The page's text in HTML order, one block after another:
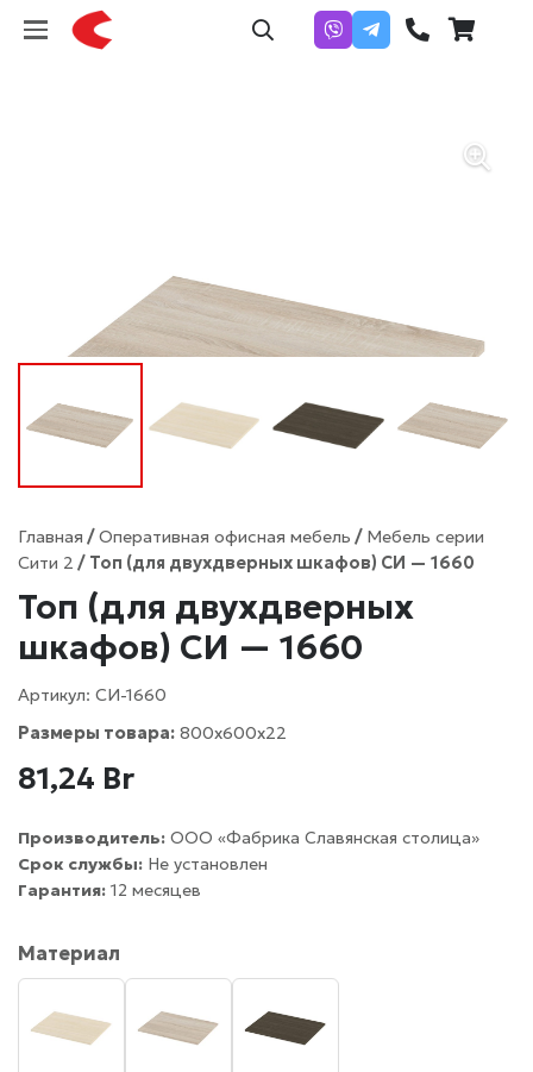
Главная /Оперативная офисная мебель / Мебель серии
Сити 2 / Топ (для двухдверных шкафов) СИ — 1660
Топ (для двухдверных
шкафов) СИ — 1660
Артикул: СИ-1660
Размеры товара: 800х600x22
81,24 Br
Производитель: ООО «Фабрика Славянская столица»
Срок службы: Не установлен
Гарантия: 12 месяцев
Материал